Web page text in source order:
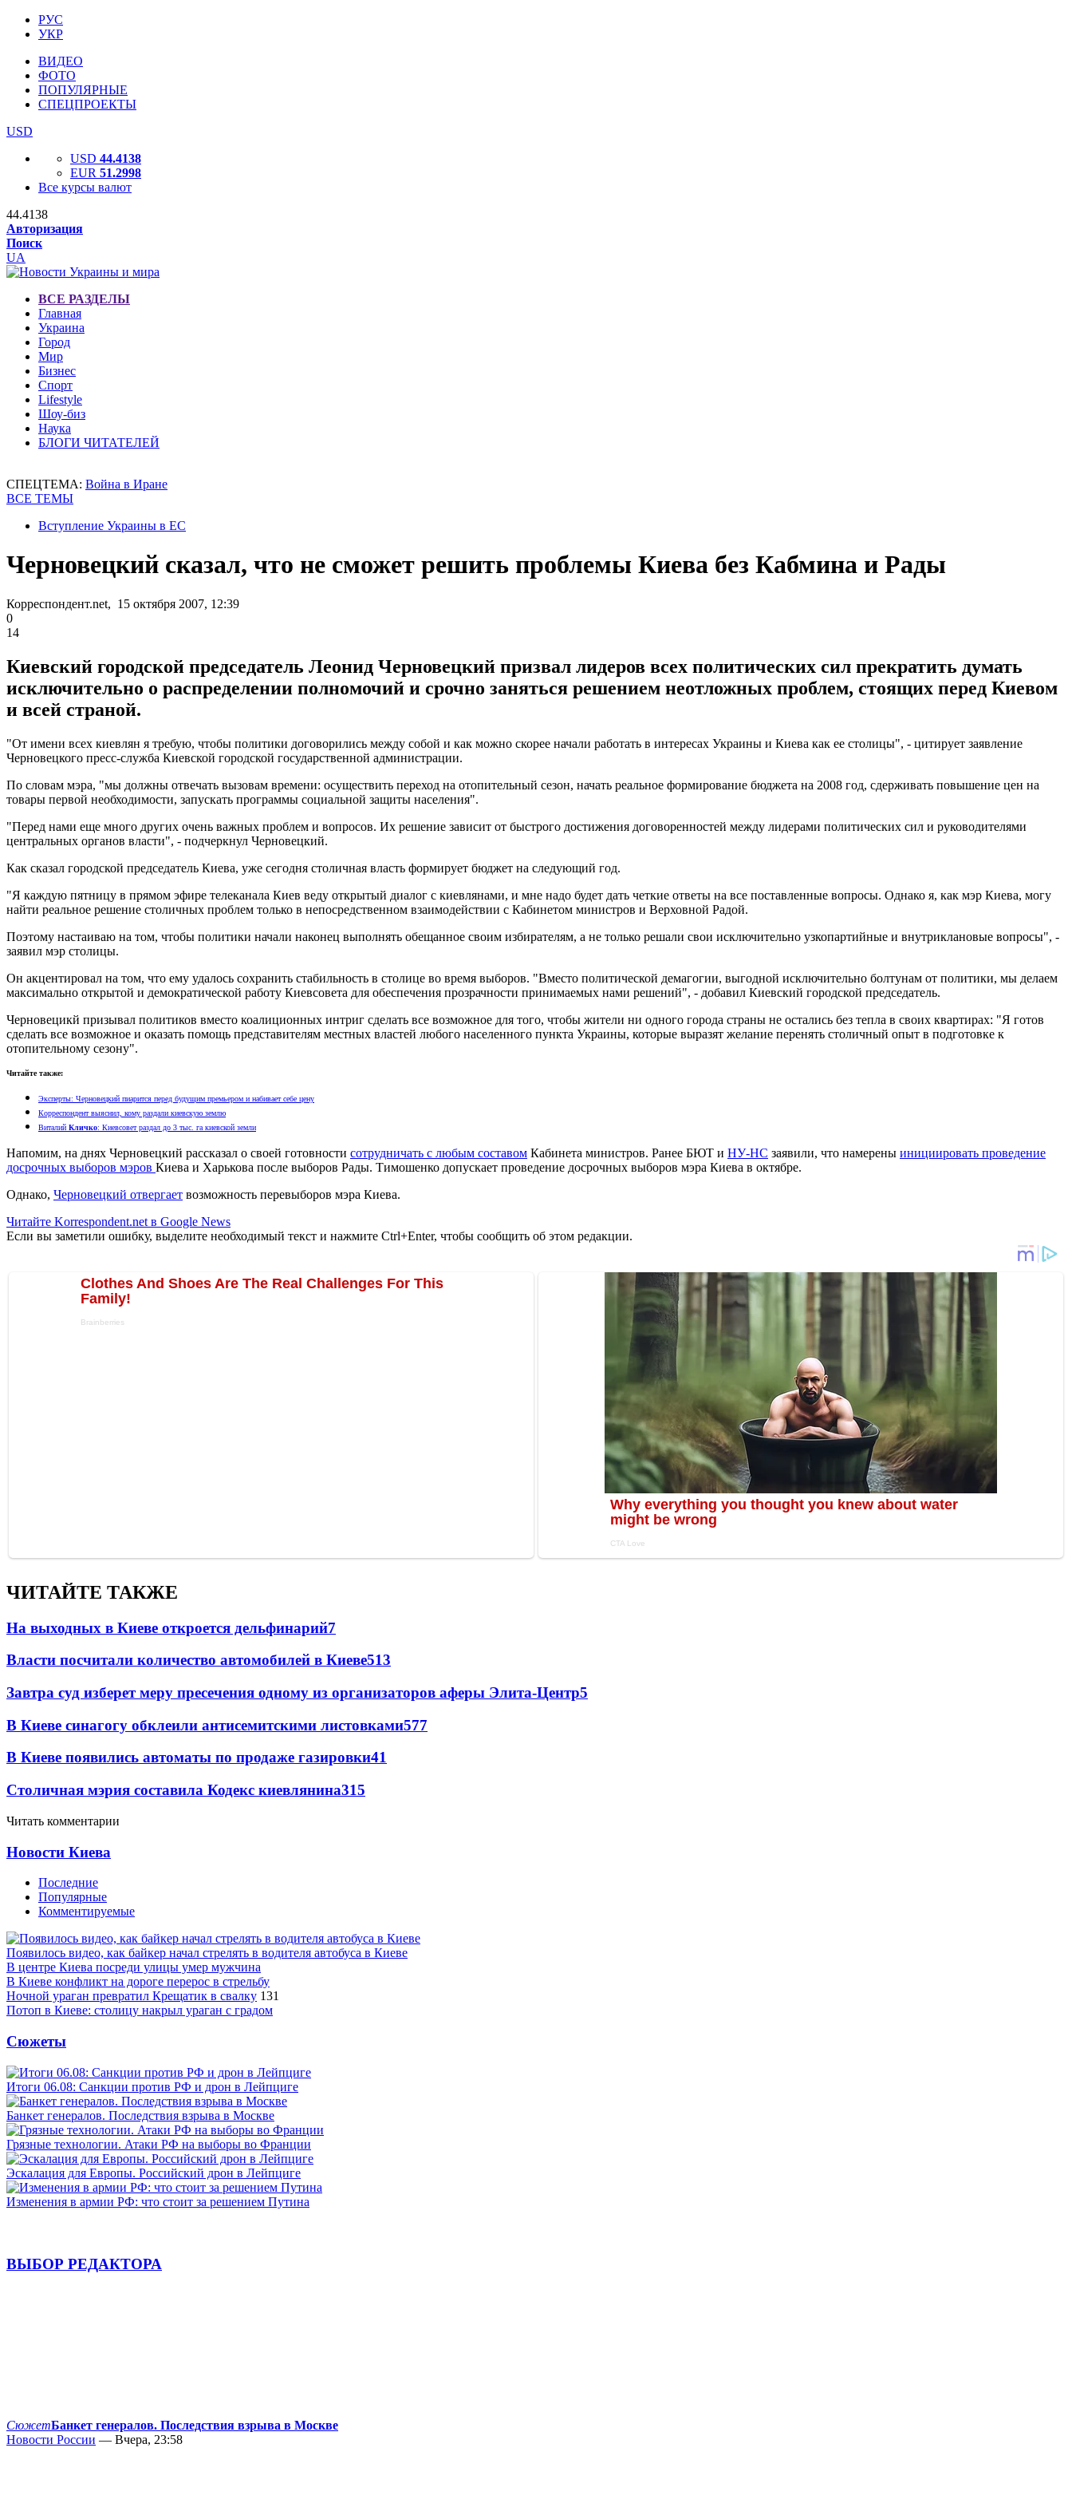
РУС
УКР
ВИДЕО
ФОТО
ПОПУЛЯРНЫЕ
СПЕЦПРОЕКТЫ
USD
USD 44.4138
EUR 51.2998
Все курсы валют
44.4138
Авторизация
Поиск
UA
ВСЕ РАЗДЕЛЫ
Главная
Украина
Город
Мир
Бизнес
Спорт
Lifestyle
Шоу-биз
Наука
БЛОГИ ЧИТАТЕЛЕЙ
СПЕЦТЕМА: Война в Иране
ВСЕ ТЕМЫ
Вступление Украины в ЕС
Черновецкий сказал, что не сможет решить проблемы Киева без Кабмина и Рады
Корреспондент.net, 15 октября 2007, 12:39
0
14
Киевский городской председатель Леонид Черновецкий призвал лидеров всех политических сил прекратить думать
исключительно о распределении полномочий и срочно заняться решением неотложных проблем, стоящих перед Киевом
и всей страной.
"От имени всех киевлян я требую, чтобы политики договорились между собой и как можно скорее начали работать в интересах Украины и Киева как ее столицы", - цитирует заявление
Черновецкого пресс-служба Киевской городской государственной администрации.
По словам мэра, "мы должны отвечать вызовам времени: осуществить переход на отопительный сезон, начать реальное формирование бюджета на 2008 год, сдерживать повышение цен на
товары первой необходимости, запускать программы социальной защиты населения".
"Перед нами еще много других очень важных проблем и вопросов. Их решение зависит от быстрого достижения договоренностей между лидерами политических сил и руководителями
центральных органов власти", - подчеркнул Черновецкий.
Как сказал городской председатель Киева, уже сегодня столичная власть формирует бюджет на следующий год.
"Я каждую пятницу в прямом эфире телеканала Киев веду открытый диалог с киевлянами, и мне надо будет дать четкие ответы на все поставленные вопросы. Однако я, как мэр Киева, могу
найти реальное решение столичных проблем только в непосредственном взаимодействии с Кабинетом министров и Верховной Радой.
Поэтому настаиваю на том, чтобы политики начали наконец выполнять обещанное своим избирателям, а не только решали свои исключительно узкопартийные и внутриклановые вопросы", -
заявил мэр столицы.
Он акцентировал на том, что ему удалось сохранить стабильность в столице во время выборов. "Вместо политической демагогии, выгодной исключительно болтунам от политики, мы делаем
максимально открытой и демократической работу Киевсовета для обеспечения прозрачности принимаемых нами решений", - добавил Киевский городской председатель.
Черновецикй призывал политиков вместо коалиционных интриг сделать все возможное для того, чтобы жители ни одного города страны не остались без тепла в своих квартирах: "Я готов
сделать все возможное и оказать помощь представителям местных властей любого населенного пункта Украины, которые выразят желание перенять столичный опыт в подготовке к
отопительному сезону".
Читайте также:
Эксперты: Черновецкий пиарится перед будущим премьером и набивает себе цену
Корреспондент выяснил, кому раздали киевскую землю
Виталий Кличко: Киевсовет раздал до 3 тыс. га киевской земли
Напомим, на днях Черновецкий рассказал о своей готовности сотрудничать с любым составом Кабинета министров. Ранее БЮТ и НУ-НС заявили, что намерены инициировать проведение
досрочных выборов мэров Киева и Харькова после выборов Рады. Тимошенко допускает проведение досрочных выборов мэра Киева в октябре.
Однако, Чернoвецкий отвергает возможность перевыборов мэра Киева.
Читайте Korrespondent.net в Google News
Если вы заметили ошибку, выделите необходимый текст и нажмите Ctrl+Enter, чтобы сообщить об этом редакции.
ЧИТАЙТЕ ТАКЖЕ
На выходных в Киеве откроется дельфинарий7
Власти посчитали количество автомобилей в Киеве513
Завтра суд изберет меру пресечения одному из организаторов аферы Элита-Центр5
В Киеве синагогу обклеили антисемитскими листовками577
В Киеве появились автоматы по продаже газировки41
Столичная мэрия составила Кодекс киевлянина315
Читать комментарии
Новости Киева
Последние
Популярные
Комментируемые
Появилось видео, как байкер начал стрелять в водителя автобуса в Киеве
В центре Киева посреди улицы умер мужчина
В Киеве конфликт на дороге перерос в стрельбу
Ночной ураган превратил Крещатик в свалку 131
Потоп в Киеве: столицу накрыл ураган с градом
Сюжеты
Итоги 06.08: Санкции против РФ и дрон в Лейпциге
Банкет генералов. Последствия взрыва в Москве
Грязные технологии. Атаки РФ на выборы во Франции
Эскалация для Европы. Российский дрон в Лейпциге
Изменения в армии РФ: что стоит за решением Путина
ВЫБОР РЕДАКТОРА
СюжетБанкет генералов. Последствия взрыва в Москве
Новости России — Вчера, 23:58